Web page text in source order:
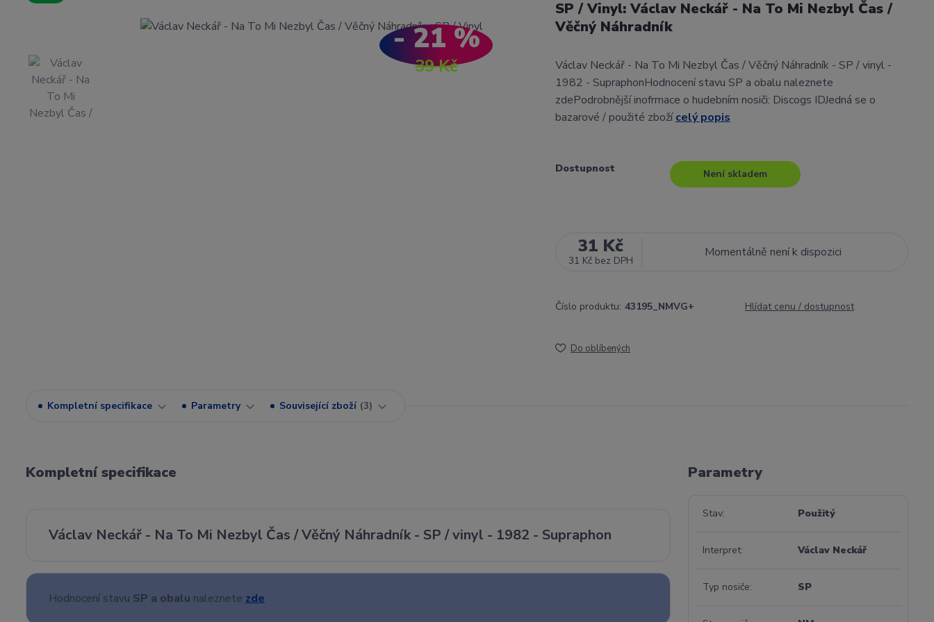
39 Kč
- 21 %
SP / Vinyl: Václav Neckář - Na To Mi Nezbyl Čas /
Věčný Náhradník
Václav Neckář - Na To Mi Nezbyl Čas / Věčný Náhradník - SP / vinyl -
1982 - SupraphonHodnocení stavu SP a obalu naleznete
zdePodrobnější inofrmace o hudebním nosiči: Discogs IDJedná se o
bazarové / použité zbožícelý popis
Dostupnost Není skladem
31 Kč
31 Kč bez DPH
Momentálně není k dispozici
Číslo produktu: 43195_NMVG+ Hlídat cenu / dostupnost
Do oblíbených
Kompletní specifikace Parametry Související zboží 3
Kompletní specifikace
Václav Neckář - Na To Mi Nezbyl Čas / Věčný Náhradník - SP / vinyl - 1982 - Supraphon
Hodnocení stavu SP a obalu naleznete zde
Parametry
Stav Použitý
Interpret Václav Neckář
Typ nosiče SP